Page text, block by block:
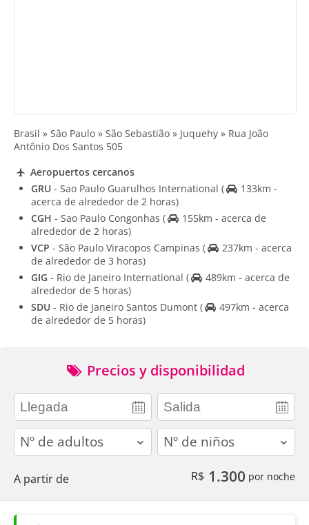
Brasil » São Paulo » São Sebastião » Juquehy » Rua João
Antônio Dos Santos 505
Aeropuertos cercanos
GRU - Sao Paulo Guarulhos International (
133km -
acerca de alrededor de 2 horas)
CGH - Sao Paulo Congonhas (
155km - acerca de
alrededor de 2 horas)
VCP - São Paulo Viracopos Campinas (
237km - acerca
de alrededor de 3 horas)
GIG - Rio de Janeiro International (
489km - acerca de
alrededor de 5 horas)
SDU - Rio de Janeiro Santos Dumont (
497km - acerca
de alrededor de 5 horas)
Precios y disponibilidad
adults children
A partir de R$ 1.300 por noche